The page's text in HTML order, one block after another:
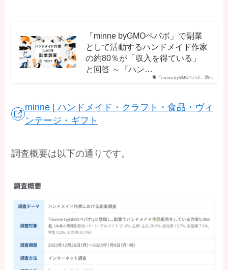
「minne byGMOペパボ」調べ
「minne byGMOペパボ」で副業
として活動するハンドメイド作家
の約80％が「収入を得ている」
と回答 ～『ハン…
minne | ハンドメイド・クラフト・食品・ヴィ
ンテージ・ギフト
調査概要は以下の通りです。